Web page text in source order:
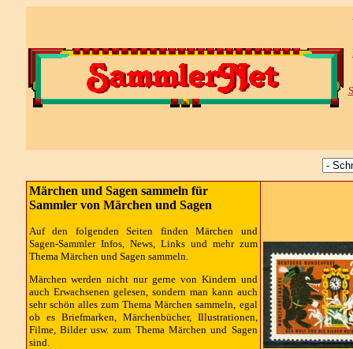
Märchen und Sagen sammeln für
Sammler von Märchen und Sagen
Auf den folgenden Seiten finden Märchen und
Sagen-Sammler Infos, News, Links und mehr zum
Thema Märchen und Sagen sammeln.
Märchen werden nicht nur gerne von Kindern und
auch Erwachsenen gelesen, sondern man kann auch
sehr schön alles zum Thema Märchen sammeln, egal
ob es Briefmarken, Märchenbücher, Illustrationen,
Filme, Bilder usw. zum Thema Märchen und Sagen
sind.